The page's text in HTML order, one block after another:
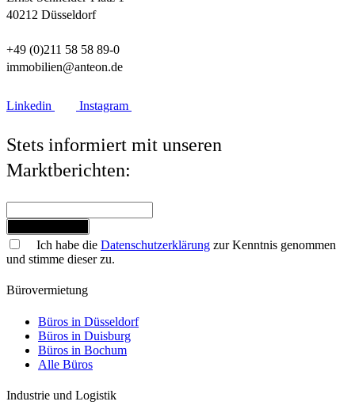
40212 Düsseldorf
+49 (0)211 58 58 89-0
immobilien@anteon.de
Linkedin Instagram
Stets informiert mit unseren
Marktberichten:
Ich habe die Datenschutzerklärung zur Kenntnis genommen
und stimme dieser zu.
Bürovermietung
Büros in Düsseldorf
Büros in Duisburg
Büros in Bochum
Alle Büros
Industrie und Logistik